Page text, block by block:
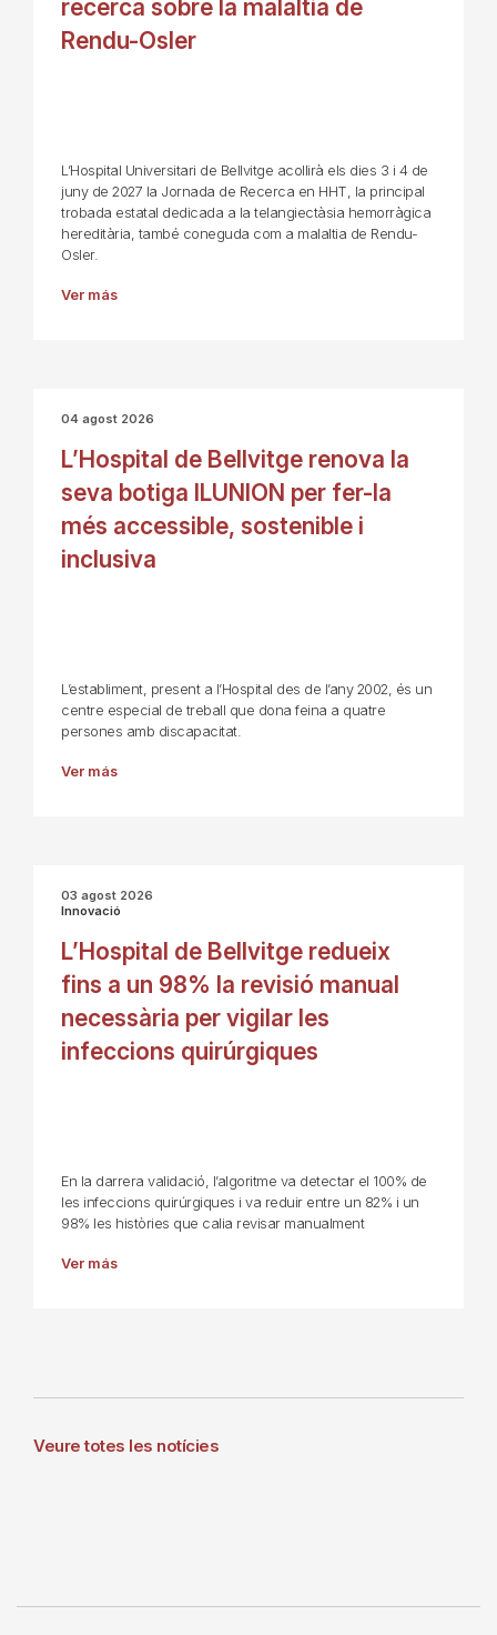
recerca sobre la malaltia de
Rendu-Osler
L’Hospital Universitari de Bellvitge acollirà els dies 3 i 4 de
juny de 2027 la Jornada de Recerca en HHT, la principal
trobada estatal dedicada a la telangiectàsia hemorràgica
hereditària, també coneguda com a malaltia de Rendu-
Osler.
Ver más
04 agost 2026
L’Hospital de Bellvitge renova la
seva botiga ILUNION per fer-la
més accessible, sostenible i
inclusiva
L’establiment, present a l’Hospital des de l’any 2002, és un
centre especial de treball que dona feina a quatre
persones amb discapacitat.
Ver más
03 agost 2026
Innovació
L’Hospital de Bellvitge redueix
fins a un 98% la revisió manual
necessària per vigilar les
infeccions quirúrgiques
En la darrera validació, l’algoritme va detectar el 100% de
les infeccions quirúrgiques i va reduir entre un 82% i un
98% les històries que calia revisar manualment
Ver más
Veure totes les notícies